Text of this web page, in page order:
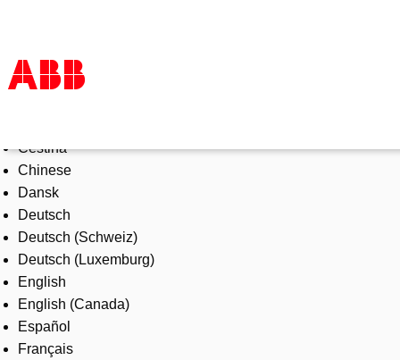
Products & Solutions
Industries
Services
About us
Where to buy
Contact us
Careers
Čeština
Chinese
Dansk
Deutsch
Deutsch (Schweiz)
Deutsch (Luxemburg)
English
English (Canada)
Español
Français